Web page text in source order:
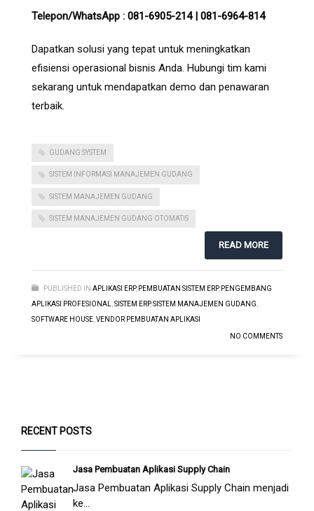
Telepon/WhatsApp : 081-6905-214| 081-6964-814
Dapatkan solusi yang tepat untuk meningkatkan
efisiensi operasional bisnis Anda. Hubungi tim kami
sekarang untuk mendapatkan demo dan penawaran
terbaik.
GUDANG SYSTEM
SISTEM INFORMASI MANAJEMEN GUDANG
SISTEM MANAJEMEN GUDANG
SISTEM MANAJEMEN GUDANG OTOMATIS
READ MORE
PUBLISHED IN APLIKASI ERP, PEMBUATAN SISTEM ERP, PENGEMBANG
APLIKASI PROFESIONAL,SISTEM ERP,SISTEM MANAJEMEN GUDANG,
SOFTWARE HOUSE,VENDOR PEMBUATAN APLIKASI
NO COMMENTS
RECENT POSTS
Jasa Pembuatan Aplikasi Supply Chain
Jasa Pembuatan Aplikasi Supply Chain menjadi
ke...